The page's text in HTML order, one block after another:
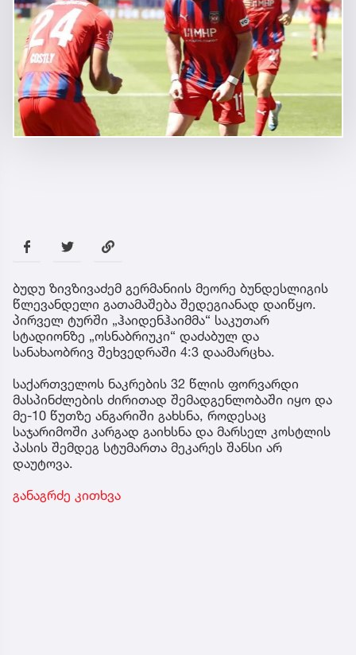
ბუდუ ზივზივაძემ გერმანიის მეორე ბუნდესლიგის
წლევანდელი გათამაშება შედეგიანად დაიწყო.
პირველ ტურში „ჰაიდენჰაიმმა“ საკუთარ
სტადიონზე „ოსნაბრიუკი“ დაძაბულ და
სანახაობრივ შეხვედრაში 4:3 დაამარცხა.
საქართველოს ნაკრების 32 წლის ფორვარდი
მასპინძლების ძირითად შემადგენლობაში იყო და
მე-10 წუთზე ანგარიში გახსნა, როდესაც
საჯარიმოში კარგად გაიხსნა და მარსელ კოსტლის
პასის შემდეგ სტუმართა მეკარეს შანსი არ
დაუტოვა.
განაგრძე კითხვა